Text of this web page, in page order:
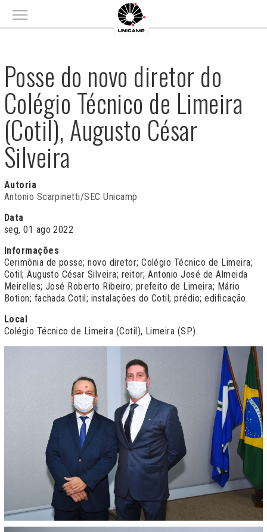
Main menu
Posse do novo diretor do
Colégio Técnico de Limeira
(Cotil), Augusto César
Silveira
Autoria
Antonio Scarpinetti/SEC Unicamp
Data
seg, 01 ago 2022
Informações
Cerimônia de posse; novo diretor; Colégio Técnico de Limeira;
Cotil; Augusto César Silveira; reitor; Antonio José de Almeida
Meirelles; José Roberto Ribeiro; prefeito de Limeira; Mário
Botion; fachada Cotil; instalações do Cotil; prédio; edificação.
Local
Colégio Técnico de Limeira (Cotil), Limeira (SP)